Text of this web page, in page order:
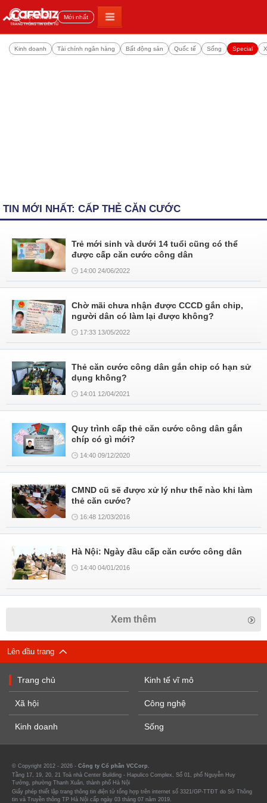
Đọc nhiều Mới nhất
Kinh doanh Tài chính ngân hàng Bất động sản Quốc tế Sống Special
TIN MỚI NHẤT: CẤP THẺ CĂN CƯỚC
Trẻ mới sinh và dưới 14 tuổi cũng có thể
được cấp căn cước công dân
14:00 24/06/2022
Chờ mãi chưa nhận được CCCD gắn chip,
người dân có làm lại được không?
17:33 13/05/2022
Thẻ căn cước công dân gắn chip có hạn sử
dụng không?
14:01 12/04/2021
Quy trình cấp thẻ căn cước công dân gắn
chíp có gì mới?
14:40 09/12/2020
CMND cũ sẽ được xử lý như thế nào khi làm
thẻ căn cước?
16:48 12/03/2016
Hà Nội: Ngày đầu cấp căn cước công dân
14:40 04/01/2016
Xem thêm
Lên đầu trang
Trang chủ
Xã hội
Kinh doanh
Kinh tế vĩ mô
Công nghệ
Sống
© Copyright 2012 - 2026 - Công ty Cổ phần VCCorp.
Tầng 17, 19, 20, 21 Toà nhà Center Building - Hapulico Complex, Số 01, phố Nguyễn Huy
Tưởng, phường Thanh Xuân, thành phố Hà Nội
Giấy phép thiết lập trang thông tin điện tử tổng hợp trên internet số 3321/GP-TTĐT do Sở Thông
tin và Truyền thông TP Hà Nội cấp ngày 03 tháng 07 năm 2019.